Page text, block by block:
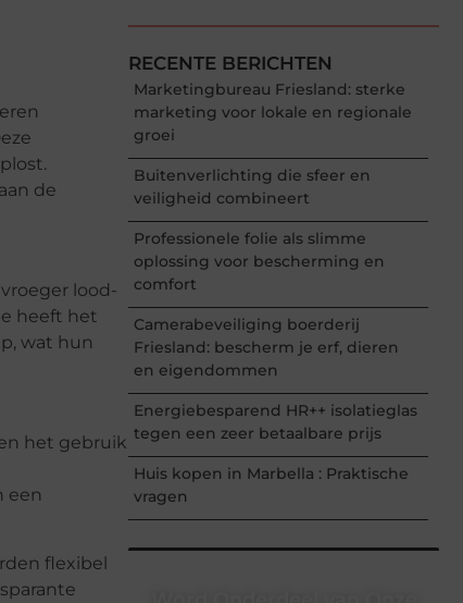
de
lood-
heeft het
wat hun
het gebruik
een
flexibel
RECENTE BERICHTEN
Marketingbureau Friesland: sterke
marketing voor lokale en regionale
groei
Buitenverlichting die sfeer en
veiligheid combineert
Professionele folie als slimme
oplossing voor bescherming en
comfort
Camerabeveiliging boerderij
Friesland: bescherm je erf, dieren
en eigendommen
Energiebesparend HR++ isolatieglas
tegen een zeer betaalbare prijs
Huis kopen in Marbella : Praktische
vragen